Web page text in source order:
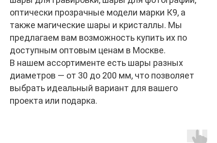
оптически прозрачные модели марки К9, а
также магические шары и кристаллы. Мы
предлагаем вам возможность купить их по
доступным оптовым ценам в Москве.
В нашем ассортименте есть шары разных
диаметров — от 30 до 200 мм, что позволяет
выбрать идеальный вариант для вашего
проекта или подарка.